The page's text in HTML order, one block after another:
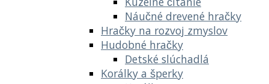
Náučné drevené hračky
Hračky na rozvoj zmyslov
Hudobné hračky
Detské slúchadlá
Korálky a šperky